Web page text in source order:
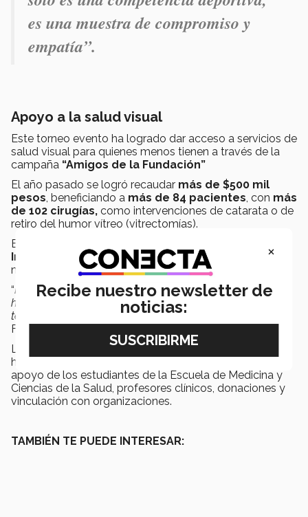
es una muestra de compromiso y
empatía”.
Apoyo a la salud visual
Este torneo evento ha logrado dar acceso a servicios de
salud visual para quienes menos tienen a través de la
campaña “Amigos de la Fundación”
El año pasado se logró recaudar más de $500 mil
pesos , beneficiando a más de 84 pacientes , con más
de 102 cirugías, como intervenciones de catarata o de
retiro del humor vítreo (vitrectomías).
Estos tratamientos oftalmológicos se ofrecieron en el
Instituto de Oftalmología del CeSI, ubicado en el
municipio de Santa Catarina, Nuevo León.
“Hace 20 años abrimos estaclínica oftalmológica que
ha ido creciendo y permite que cada vez más personas
tengan servicios de calidad”, destacó el director de la
Fundación TecSalud.
La
Fundación TecSaludapoya en atención médica y
hospitalaria a personas de escasos recursos con el
apoyo de los estudiantes de la Escuela de Medicina y
Ciencias de la Salud, profesores clínicos, donaciones y
vinculación con organizaciones.
TAMBIÉN TE PUEDE INTERESAR:
×
Recibe nuestro newsletter de
noticias: